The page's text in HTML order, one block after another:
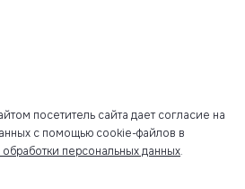
посетитель сайта дает согласие на
с помощью cookie-файлов в
персональных данных.